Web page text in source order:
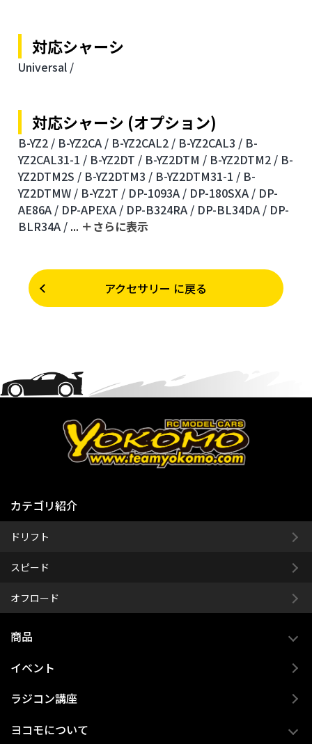
対応シャーシ
Universal /
対応シャーシ (オプション)
B-YZ2 / B-YZ2CA / B-YZ2CAL2 / B-YZ2CAL3 / B-
YZ2CAL31-1 / B-YZ2DT / B-YZ2DTM / B-YZ2DTM2 / B-
YZ2DTM2S / B-YZ2DTM3 / B-YZ2DTM31-1 / B-
YZ2DTMW / B-YZ2T / DP-1093A / DP-180SXA / DP-
AE86A / DP-APEXA / DP-B324RA / DP-BL34DA / DP-
BLR34A / ... ＋さらに表⽰
アクセサリー に戻る
カテゴリ紹介
ドリフト
スピード
オフロード
商品
イベント
ラジコン講座
ヨコモについて